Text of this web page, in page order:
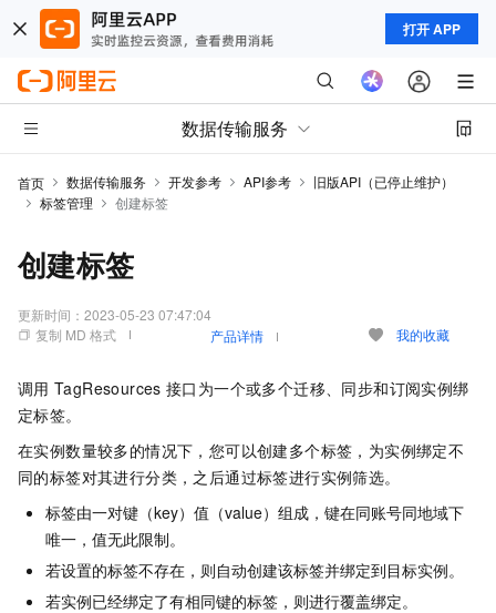
打开 APP
数据传输服务
首页 数据传输服务 开发参考 API参考
旧版API（已停止维护）
标签管理
创建标签
创建标签
更新时间： 2023-05-23 07:47:04
复制 MD 格式
产品详情 我的收藏
调用 TagResources 接口为一个或多个迁移、同步和订阅实例绑
定标签。
在实例数量较多的情况下，您可以创建多个标签，为实例绑定不
同的标签对其进行分类，之后通过标签进行实例筛选。
标签由一对键（key）值（value）组成，键在同账号同地域下
唯一，值无此限制。
若设置的标签不存在，则自动创建该标签并绑定到目标实例。
若实例已经绑定了有相同键的标签，则进行覆盖绑定。